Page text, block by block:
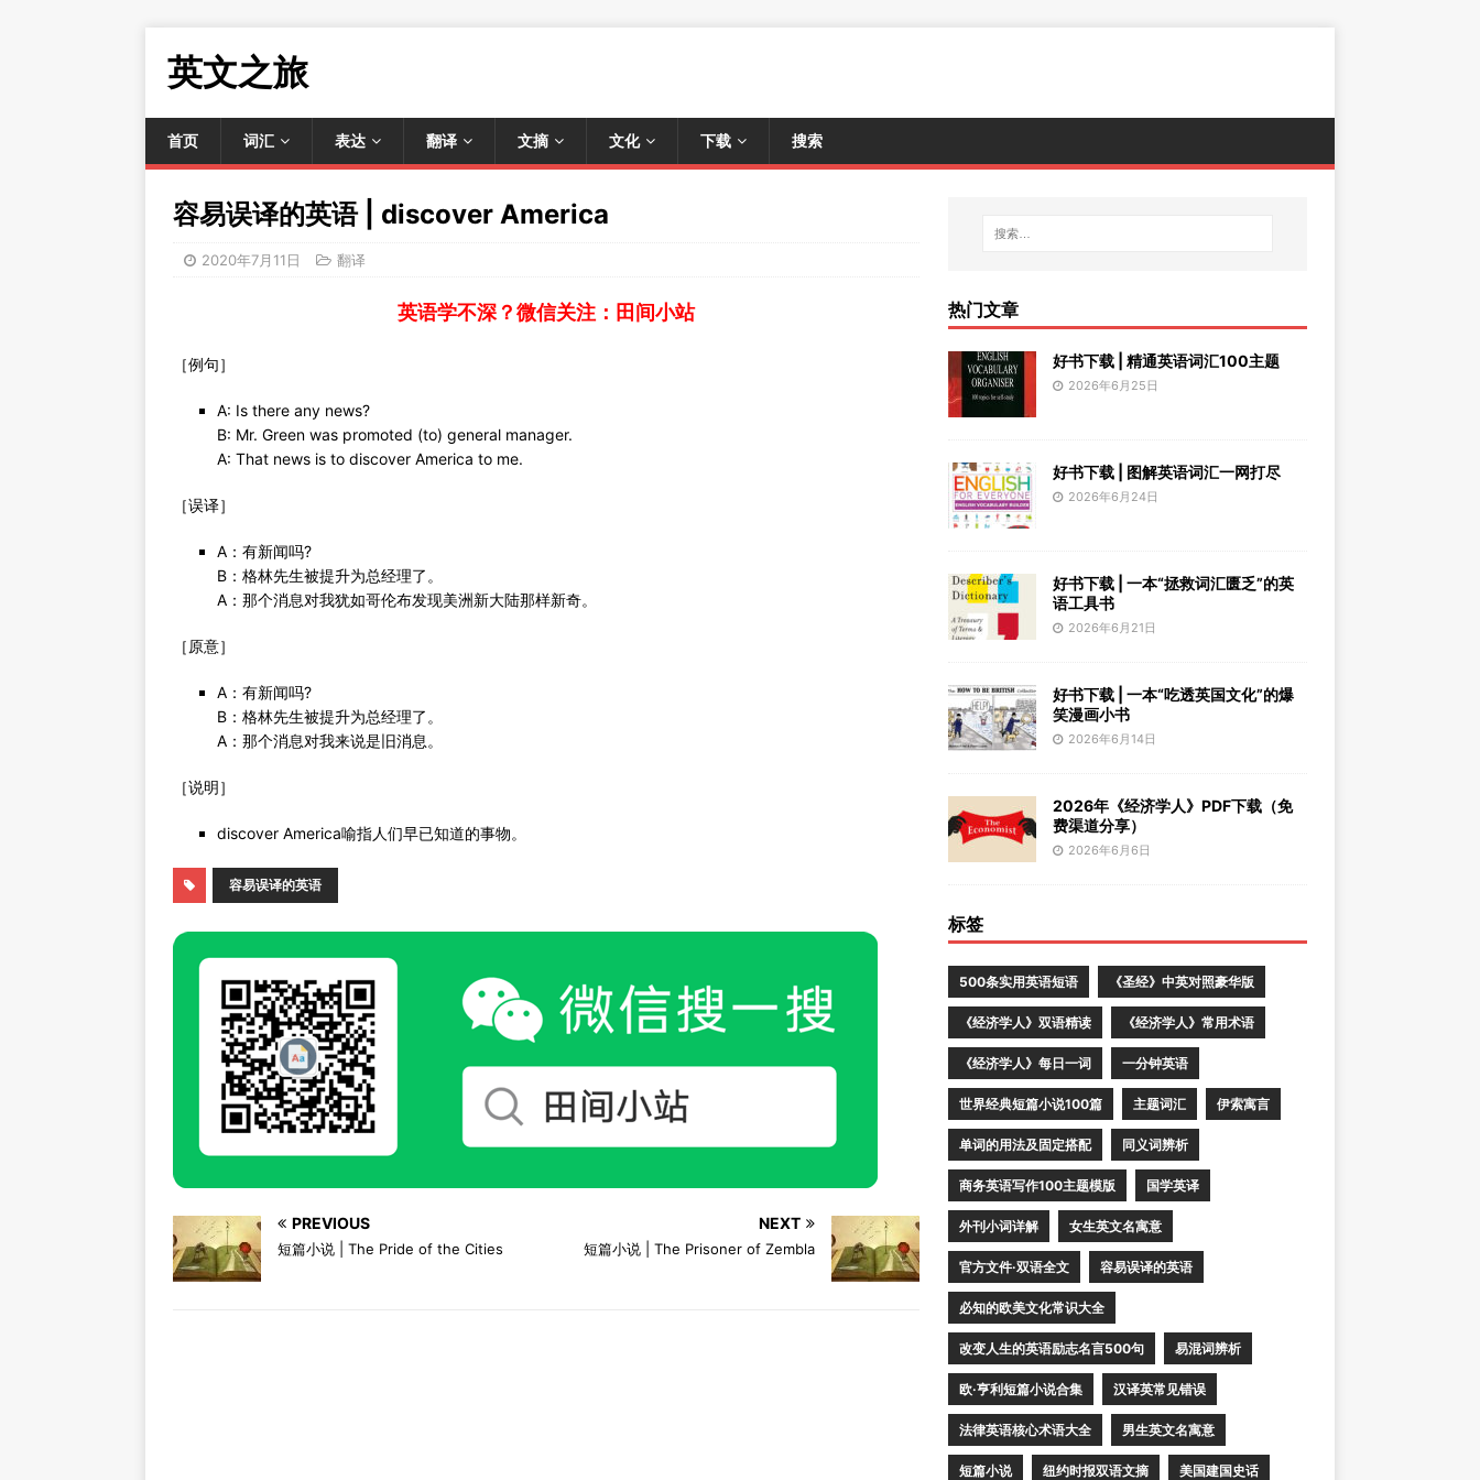
英文之旅
首页 词汇 表达 翻译 文摘 文化 下载 搜索
容易误译的英语 | discover America
2020年7月11日 翻译
英语学不深？微信关注：田间小站
［例句］
A: Is there any news?
B: Mr. Green was promoted (to) general manager.
A: That news is to discover America to me.
［误译］
A：有新闻吗?
B：格林先生被提升为总经理了。
A：那个消息对我犹如哥伦布发现美洲新大陆那样新奇。
［原意］
A：有新闻吗?
B：格林先生被提升为总经理了。
A：那个消息对我来说是旧消息。
［说明］
discover America喻指人们早已知道的事物。
容易误译的英语
PREVIOUS
短篇小说 | The Pride of the Cities
NEXT
短篇小说 | The Prisoner of Zembla
热门文章
好书下载 | 精通英语词汇100主题
2026年6月25日
好书下载 | 图解英语词汇一网打尽
2026年6月24日
好书下载 | 一本“拯救词汇匮乏”的英
语工具书
2026年6月21日
好书下载 | 一本“吃透英国文化”的爆
笑漫画小书
2026年6月14日
2026年《经济学人》PDF下载（免
费渠道分享）
2026年6月6日
标签
500条实用英语短语 《圣经》中英对照豪华版
《经济学人》双语精读 《经济学人》常用术语
《经济学人》每日一词 一分钟英语
世界经典短篇小说100篇 主题词汇 伊索寓言
单词的用法及固定搭配 同义词辨析
商务英语写作100主题模版 国学英译
外刊小词详解 女生英文名寓意
官方文件·双语全文 容易误译的英语
必知的欧美文化常识大全
改变人生的英语励志名言500句 易混词辨析
欧·亨利短篇小说合集 汉译英常见错误
法律英语核心术语大全 男生英文名寓意
短篇小说 纽约时报双语文摘 美国建国史话